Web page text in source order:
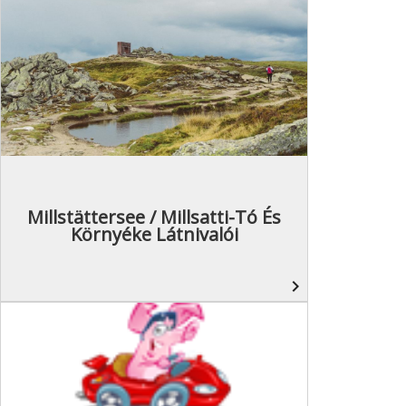
Millstättersee / Millsatti-Tó És
Környéke Látnivalói
navigate_next